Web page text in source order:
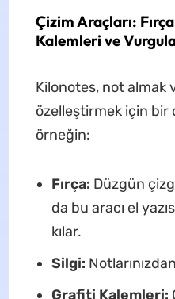
Çizim Araçları:
Kalemleri ve
Kilonotes, not almak
özelleştirmek için bir
örneğin:
Fırça: Düzgün
da bu aracı el
kılar.
Silgi:
Grafiti Kalemleri: